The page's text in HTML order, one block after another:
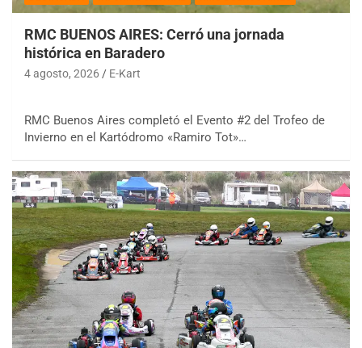
RMC BUENOS AIRES: Cerró una jornada
histórica en Baradero
4 agosto, 2026 E-Kart
RMC Buenos Aires completó el Evento #2 del Trofeo de
Invierno en el Kartódromo «Ramiro Tot»…